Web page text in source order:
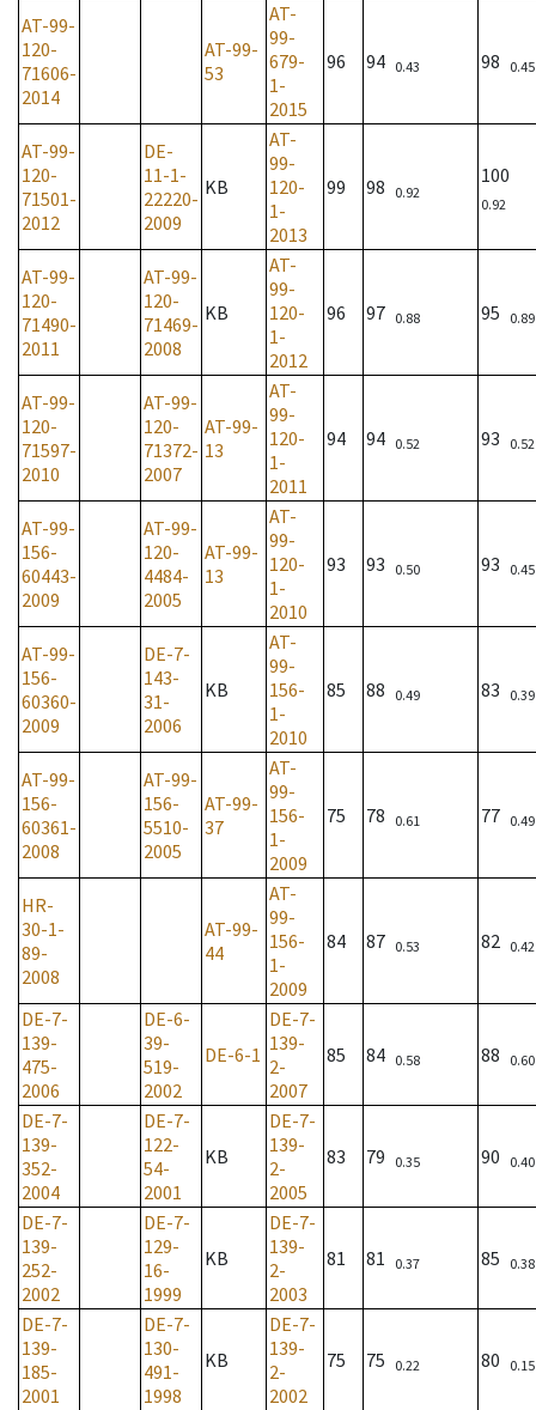
AT-99-
120-
71606-
2014
AT-99-
53
AT-
99-
679-
1-
2015
96 94 0.43 98 0.45
AT-99-
120-
71501-
2012
DE-
11-1-
22220-
2009
KB
AT-
99-
120-
1-
2013
99 98 0.92
100
0.92
AT-99-
120-
71490-
2011
AT-99-
120-
71469-
2008
KB
AT-
99-
120-
1-
2012
96 97 0.88 95 0.89
AT-99-
120-
71597-
2010
AT-99-
120-
71372-
2007
AT-99-
13
AT-
99-
120-
1-
2011
94 94 0.52 93 0.52
AT-99-
156-
60443-
2009
AT-99-
120-
4484-
2005
AT-99-
13
AT-
99-
120-
1-
2010
93 93 0.50 93 0.45
AT-99-
156-
60360-
2009
DE-7-
143-
31-
2006
KB
AT-
99-
156-
1-
2010
85 88 0.49 83 0.39
AT-99-
156-
60361-
2008
AT-99-
156-
5510-
2005
AT-99-
37
AT-
99-
156-
1-
2009
75 78 0.61 77 0.49
HR-
30-1-
89-
2008
AT-99-
44
AT-
99-
156-
1-
2009
84 87 0.53 82 0.42
DE-7-
139-
475-
2006
DE-6-
39-
519-
2002
DE-6-1
DE-7-
139-
2-
2007
85 84 0.58 88 0.60
DE-7-
139-
352-
2004
DE-7-
122-
54-
2001
KB
DE-7-
139-
2-
2005
83 79 0.35 90 0.40
DE-7-
139-
252-
2002
DE-7-
129-
16-
1999
KB
DE-7-
139-
2-
2003
81 81 0.37 85 0.38
DE-7-
139-
185-
2001
DE-7-
130-
491-
1998
KB
DE-7-
139-
2-
2002
75 75 0.22 80 0.15